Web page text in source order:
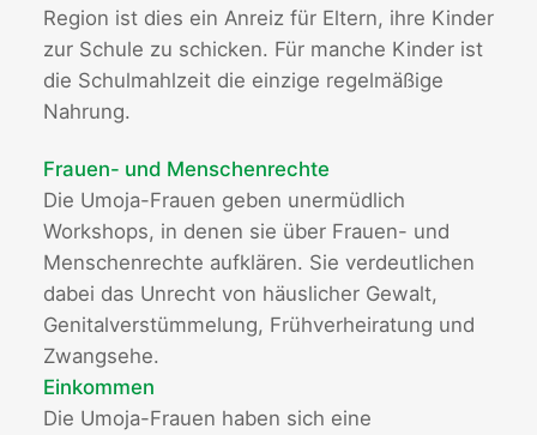
Region ist dies ein Anreiz für Eltern, ihre Kinder
zur Schule zu schicken. Für manche Kinder ist
die Schulmahlzeit die einzige regelmäßige
Nahrung.
Frauen- und Menschenrechte
Die Umoja-Frauen geben unermüdlich
Workshops, in denen sie über Frauen- und
Menschenrechte aufklären. Sie verdeutlichen
dabei das Unrecht von häuslicher Gewalt,
Genitalverstümmelung, Frühverheiratung und
Zwangsehe.
Einkommen
Die Umoja-Frauen haben sich eine